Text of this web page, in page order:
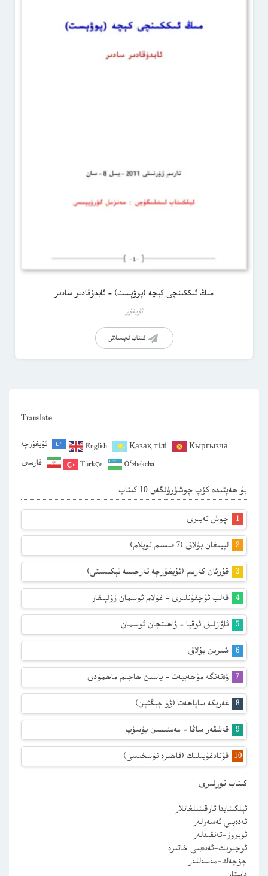
مىڭ ئىككىنچى كېچە (پوۋېست) – ئابدۇقادىر سادىر
ئۇيغۇر
كىتاب تەپسىلاتى
Translate
ئۇيغۇرچە English Қазақ тілі
Кыргызча
فارسی
Türkçe O‘zbekcha
بۇ ھەپتىدە كۆپ چۈشۈرۈلگەن 10 كىتاب
چۈش تەبىرى
لېيىغان بۇلاق (7 قىسىم توپلام)
قۇرئان كەرىم (ئۇيغۇرچە تەرجىمە تېكىسىتى)
قەلب ئۇچقۇنلىرى – غۇلام ئوسمان زۇلپىقار
ئاۋازلىق ئوقيا – ۋاھىتجان ئوسمان
شىرىن بۇلاق
ۋەتەنگە مۇھەببەت – ياسىن ھاجىم ماھمۇدى
غەربكە ساياھەت (ۋۇ چېڭئېن)
قەشقەر ساڭا – مەمتىمىن يۈسۈپ
قۇتادغۇبىلىك (قاھىرە نۇسخىسى)
كىتاب تۈرلىرى
ئېلكىتابدا تارقىتىلغانلار
ئەدەبىي ئەسەرلەر
ئوبروز-تەنقىدلەر
ئوچىرىك-ئەدەبىي خاتىرە
چۆچەك-مەسەللەر